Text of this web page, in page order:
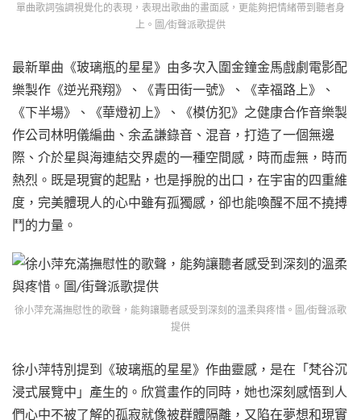
單曲歌詞強調視覺化的表現，表現出歌曲的畫面感，更能夠把情緒帶到聽者身
上。圖/街聲派歌提供
最新單曲《玻璃瓶的星星》由多次入圍金鐘金馬戲劇電影配
樂製作《逆光飛翔》、《青田街一號》、《幸福路上》、
《下半場》、《華燈初上》、《模仿犯》之健康合作音樂製
作公司林明儀編曲、余孟謙錄音、混音，打造了一個無邊
際、介於星與海連結交界處的一種空間感，時而虛無，時而
熱烈。既是現實的起點，也是掙脫的出口，在宇宙的四重維
度，完美體現人的心中雖有孤獨感，卻也能喚醒不屈不撓搏
鬥的力量。
徐小萍充滿撫慰性的歌聲，能夠讓聽者感受到深刻的溫柔與疼惜。圖/街聲派歌
提供
徐小萍特別提到《玻璃瓶的星星》作曲靈感，是在「梵谷沉
浸式展覽中」產生的。欣賞畫作的同時，她也深刻感悟到人
們心中不被了解的孤寂就像被群體隔離，又陷在夢想和現實